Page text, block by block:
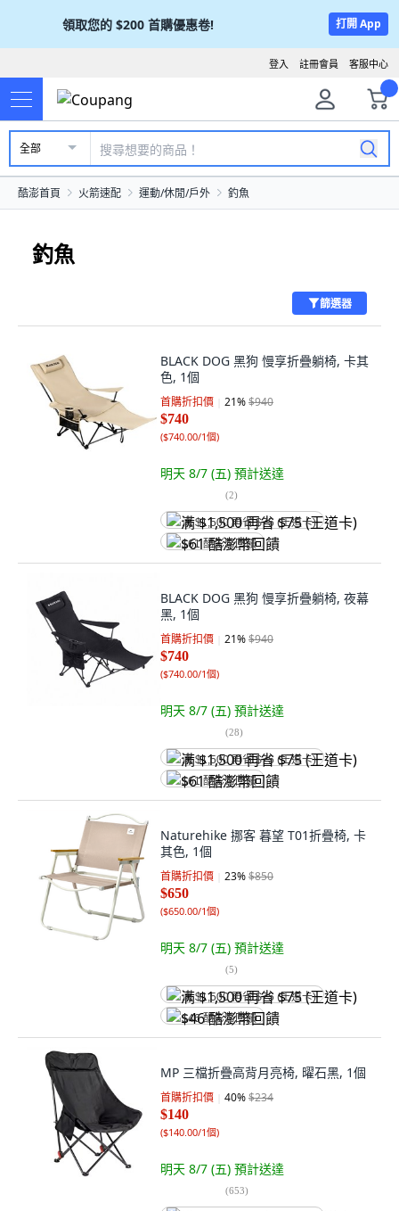
領取您的 $200 首購優惠卷! 打開 App
客服中心
註冊會員
登入
全部
酷澎首頁 火箭速配 運動/休閒/戶外 釣魚
釣魚
篩選器
BLACK DOG 黑狗 慢享折疊躺椅, 卡其
色, 1個
首購折扣價 21%$940
$740
($740.00/1個)
明天 8/7 (五) 預計送達
(2)
满 $1,500 再省 $75 (王道卡)
$61 酷澎幣回饋
BLACK DOG 黑狗 慢享折疊躺椅, 夜幕
黑, 1個
首購折扣價 21%$940
$740
($740.00/1個)
明天 8/7 (五) 預計送達
(28)
满 $1,500 再省 $75 (王道卡)
$61 酷澎幣回饋
Naturehike 挪客 暮望 T01折疊椅, 卡
其色, 1個
首購折扣價 23%$850
$650
($650.00/1個)
明天 8/7 (五) 預計送達
(5)
满 $1,500 再省 $75 (王道卡)
$46 酷澎幣回饋
MP 三檔折疊高背月亮椅, 曜石黑, 1個
首購折扣價 40%$234
$140
($140.00/1個)
明天 8/7 (五) 預計送達
(653)